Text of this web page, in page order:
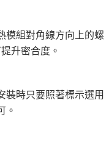
模組對角線方向上的螺
升密合度。
裝時只要照著標示選用
。